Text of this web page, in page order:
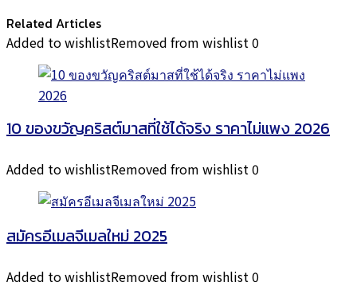
Related Articles
Added to wishlistRemoved from wishlist0
10 ของขวัญคริสต์มาสที่ใช้ได้จริง ราคาไม่แพง 2026
Added to wishlistRemoved from wishlist0
สมัครอีเมลจีเมลใหม่ 2025
Added to wishlistRemoved from wishlist0